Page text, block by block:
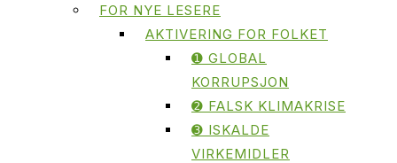
FOR NYE LESERE
AKTIVERING FOR FOLKET
➊ GLOBAL
KORRUPSJON
➋ FALSK KLIMAKRISE
➌ ISKALDE
VIRKEMIDLER